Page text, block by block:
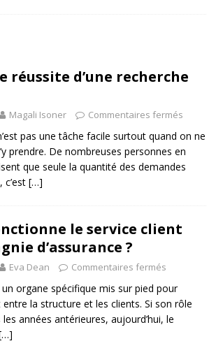
réussite d’une recherche
Magali Isoner Commentaires fermés
pas une tâche facile surtout quand on ne
prendre. De nombreuses personnes en
que seule la quantité des demandes
[…]
le service client
d’assurance ?
Eva Dean Commentaires fermés
organe spécifique mis sur pied pour
la structure et les clients. Si son rôle
années antérieures, aujourd’hui, le